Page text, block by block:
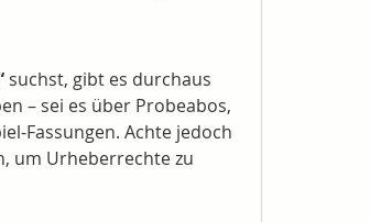
suchst, gibt es durchaus
– sei es über Probeabos,
Fassungen. Achte jedoch
um Urheberrechte zu